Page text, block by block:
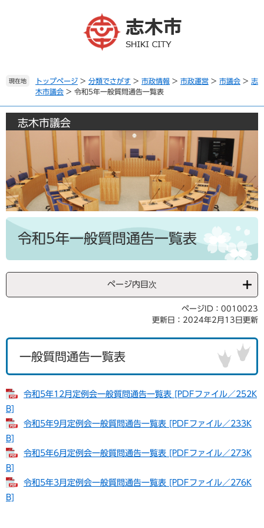
。
て
文
現在地 トップページ > 分類でさがす > 市政情報 > 市政運営 > 市議会 > 志
木市議会 > 令和5年一般質問通告一覧表
志木市議会
本
令和5年一般質問通告一覧表
ページ内目次
ページID：0010023
更新日：2024年2月13日更新
一般質問通告一覧表
令和5年12月定例会一般質問通告一覧表 [PDFファイル／252K
B]
令和5年9月定例会一般質問通告一覧表 [PDFファイル／233K
B]
令和5年6月定例会一般質問通告一覧表 [PDFファイル／273K
B]
令和5年3月定例会一般質問通告一覧表 [PDFファイル／276K
B]